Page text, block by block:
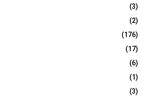
(3)
(2)
(176)
(17)
(6)
(1)
(3)